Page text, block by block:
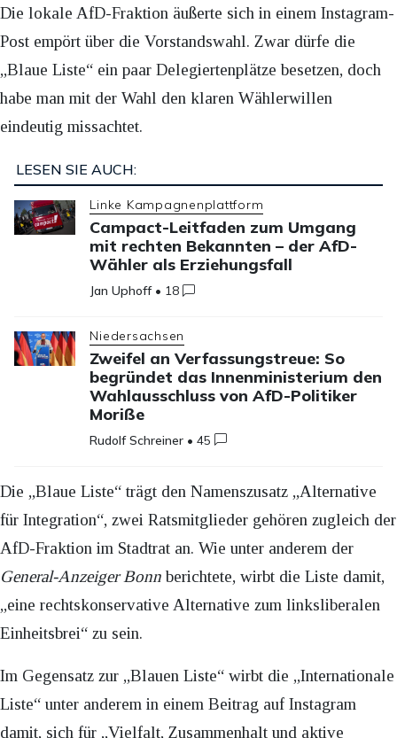
Die lokale AfD-Fraktion äußerte sich in einem Instagram-
Post empört über die Vorstandswahl. Zwar dürfe die
„Blaue Liste“ ein paar Delegiertenplätze besetzen, doch
habe man mit der Wahl den klaren Wählerwillen
eindeutig missachtet.
LESEN SIE AUCH:
Linke Kampagnenplattform
Campact-Leitfaden zum Umgang
mit rechten Bekannten – der AfD-
Wähler als Erziehungsfall
Jan Uphoff • 18
Niedersachsen
Zweifel an Verfassungstreue: So
begründet das Innenministerium den
Wahlausschluss von AfD-Politiker
Moriße
Rudolf Schreiner •45
Die „Blaue Liste“ trägt den Namenszusatz „Alternative
für Integration“, zwei Ratsmitglieder gehören zugleich der
AfD-Fraktion im Stadtrat an. Wie unter anderem der
General-Anzeiger Bonnberichtete, wirbt die Liste damit,
„eine rechtskonservative Alternative zum linksliberalen
Einheitsbrei“ zu sein.
Im Gegensatz zur „Blauen Liste“ wirbt die „Internationale
Liste“ unter anderem in einem Beitrag auf Instagram
damit, sich für „Vielfalt, Zusammenhalt und aktive